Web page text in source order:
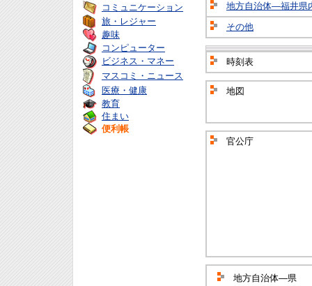
地方自治体―福井県
その他
時刻表
地図
官公庁
地方自治体―県
コミュニケーション
旅・レジャー
趣味
コンピューター
ビジネス・マネー
マスコミ・ニュース
医療・健康
教育
住まい
便利帳